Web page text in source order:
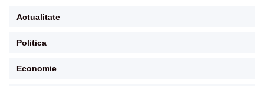
Actualitate
Politica
Economie